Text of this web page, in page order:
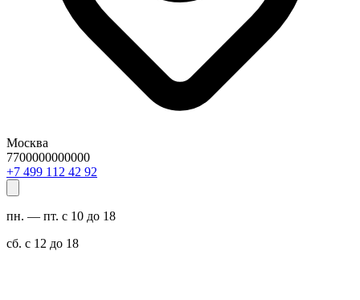
Москва
7700000000000
29 24 211 994 7+
пн. — пт. с 10 до 18
сб. с 12 до 18